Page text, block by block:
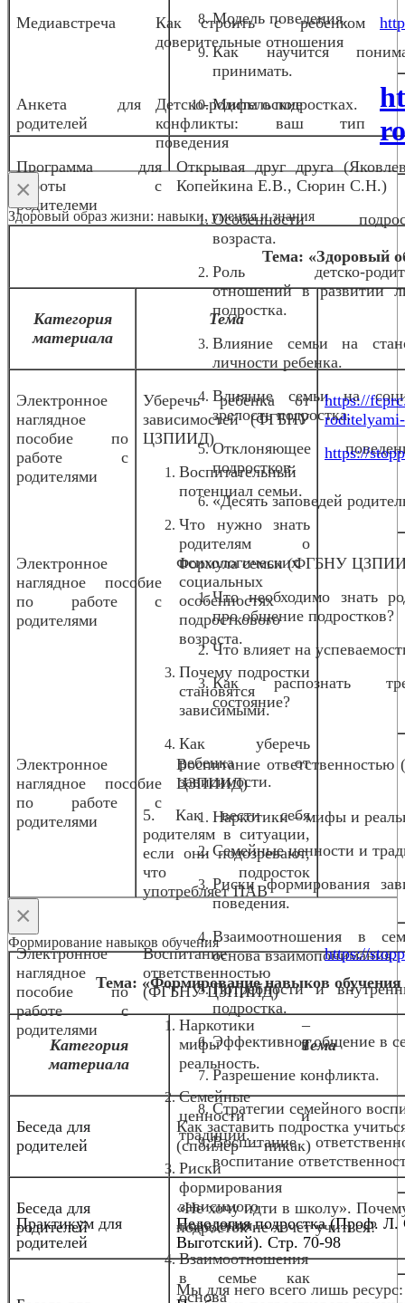
Медиавстреча
Как строить с ребенком
доверительные отношения
Анкета для
родителей
Детско-родительские
конфликты: ваш тип
поведения
Модель поведения.
Как научится
принимать.
Мифы о подростках.
Программа для
работы с
родителеми
Открывая друг друга
Копейкина Е.В., Сюрин С.Н.)
Особенности
возраста.
Роль детско-
отношений в развитии
подростка.
Влияние семьи на
личности ребенка.
Влияние семьи на
зрелость подростка.
Отклоняющее
подростков.
«Десять заповедей
Электронное
наглядное пособие
по работе с
родителями
Формула семьи (ФГБНУ
Что необходимо знать
про общение подростков?
Что влияет на
Как распознать
состояние?
Электронное
наглядное пособие
по работе с
родителями
Воспитание
ЦЗПИИД)
Наркотики – мифы и
Семейные ценности и
Риски формирования
поведения.
Взаимоотношения в
основа взаимопонимания.
Потребности и
подростка.
Эффективное общение в
Разрешение конфликта.
Стратегии семейного
Воспитание
воспитание
Практикум для
родителей
Педология подростка (Проф. Л.
Выготский). Стр. 70-98
×
Здоровый образ жизни: навыки, умения и знания
Тема: «Здоровый
Категория
материала
Тема
Электронное
наглядное
пособие по
работе с
родителями
Уберечь ребенка от
зависимостей (ФГБНУ
ЦЗПИИД)
Воспитательный
потенциал семьи.
Что нужно знать
родителям о
психологических
социальных
особенностях
подросткового
возраста.
Почему подростки
становятся
зависимыми.
Как уберечь
ребенка от
зависимости.
5. Как вести себя
родителям в ситуации,
если они подозревают,
что подросток
употребляет ПАВ
https://
https://
Электронное
наглядное
пособие по
работе с
родителями
Воспитание
ответственностью
(ФГБНУ ЦЗПИИД)
Наркотики –
мифы и
реальность.
Семейные
ценности и
традиции.
Риски
формирования
зависимого
поведения.
Взаимоотношения
в семье как
основа
https://
×
Формирование навыков обучения
Тема: «Формирование навыков
Категория
материала
Тема
Беседа для
родителей
Как заставить подростка
(спойлер — никак)
Беседа для
родителей
«Не хочу идти в школу».
подросток не хочет учиться?
Мы для него всего лишь